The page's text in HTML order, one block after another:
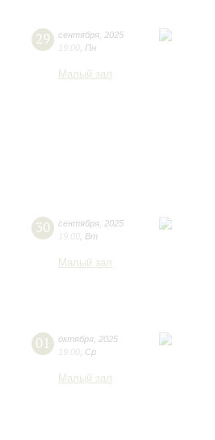
29 сентября 2025
19:00 Пн
Малый зал
30 сентября 2025
19:00 Вт
Малый зал
01 октября 2025
19:00 Ср
Малый зал